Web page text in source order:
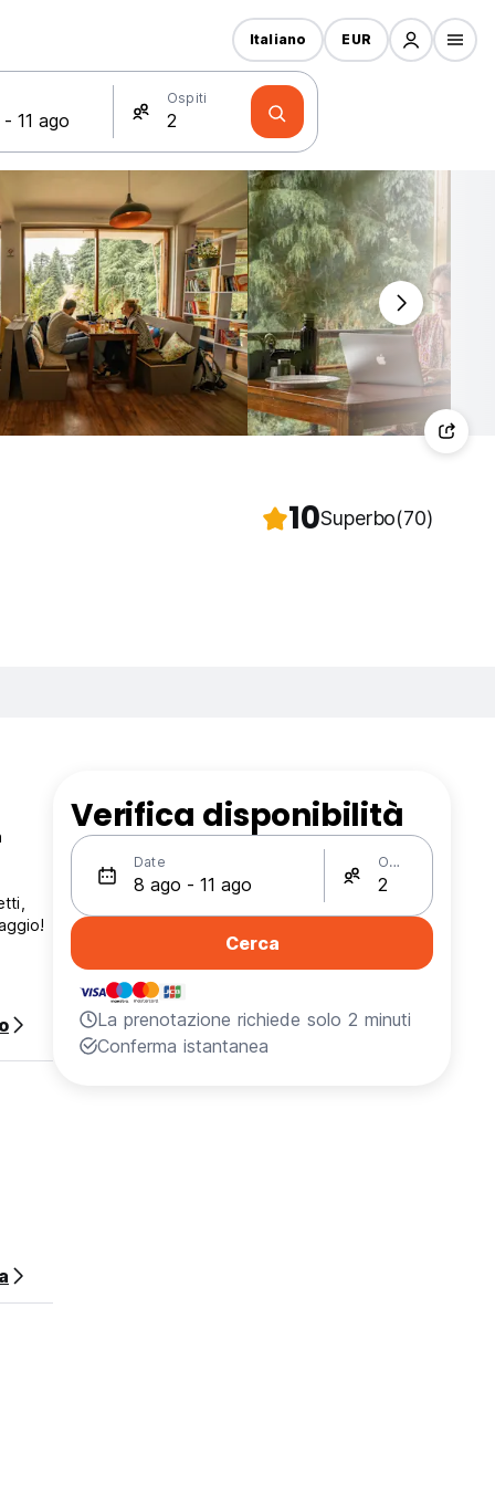
Ospiti
Italiano EUR
10Superbo(70)
Verifica disponibilità
Date Ospiti
Cerca
La prenotazione richiede solo 2 minuti
Conferma istantanea